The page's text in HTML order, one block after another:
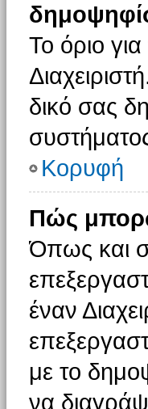
Το όριο
δικό σας
Κορυφή
Πώς
Όπως και
έναν
με το
να